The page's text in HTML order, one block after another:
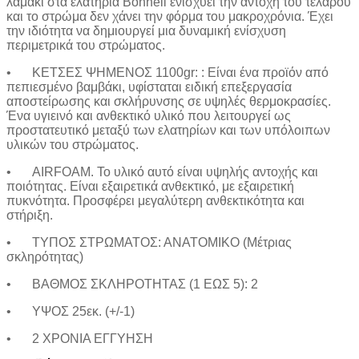
Καθίσματα Αιώρας
Κανάτες
Κιόσκια Κήπου
Κούνιες Παιδικές
Κούπες
Μαξιλάρι Στρώματος Ύπνου
Μαξιλάρι Υπνόσακου
Μαξιλάρια Αιώρας
Μπουκάλια
Σάκοι Αδιάβροχοι
Σκηνές 2-3 Ατόμων
Σκηνές 3-4 Ατόμων
Σκηνές 6-7 Ατόμων
Σκηνές Αυτόματες
Στρωματά Ύπνου Φουσκωτά
και το στρώμα δεν χάνει την φόρμα του μακροχρόνια. Έχει
την ιδιότητα να δημιουργεί μια δυναμική ενίσχυση
περιμετρικά του στρώματος.
•
ΚΕΤΣΕΣ ΨΗΜΕΝΟΣ 1100gr: : Είναι ένα προϊόν από
πεπιεσμένο βαμβάκι, υφίσταται ειδική επεξεργασία
αποστείρωσης και σκλήρυνσης σε υψηλές θερμοκρασίες.
Ένα υγιεινό και ανθεκτικό υλικό που λειτουργεί ως
προστατευτικό μεταξύ των ελατηρίων και των υπόλοιπων
υλικών του στρώματος.
•
AIRFOAM. Το υλικό αυτό είναι υψηλής αντοχής και
ποιότητας. Είναι εξαιρετικά ανθεκτικό, με εξαιρετική
πυκνότητα. Προσφέρει μεγαλύτερη ανθεκτικότητα και
στήριξη.
•
ΤΥΠΟΣ ΣΤΡΩΜΑΤΟΣ: ΑΝΑΤΟΜΙΚΟ (Μέτριας
σκληρότητας)
•
ΒΑΘΜΟΣ ΣΚΛΗΡΟΤΗΤΑΣ (1 ΕΩΣ 5): 2
•
ΥΨΟΣ 25εκ. (+/-1)
•
2 ΧΡΟΝΙΑ ΕΓΓΥΗΣΗ